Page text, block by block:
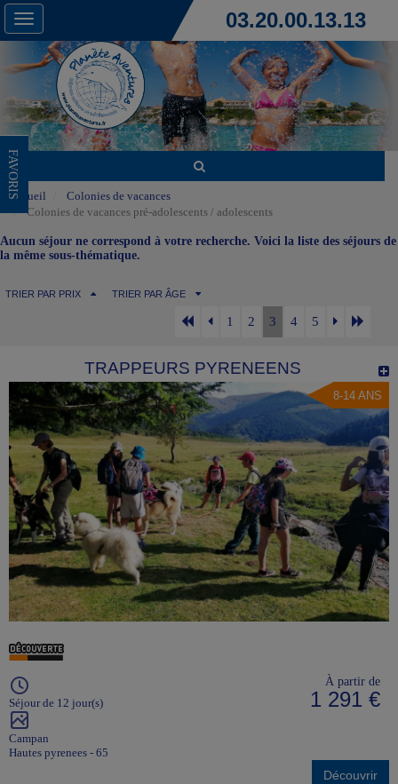
Toggle
navigation
03.20.00.13.13
FAVORIS
Accueil
Colonies de vacances
Colonies de vacances pré-adolescents / adolescents
Aucun séjour ne correspond à votre recherche. Voici la liste des séjours de
la même sous-thématique.
TRIER PAR PRIX TRIER PAR ÂGE
1 2 3 4 5
TRAPPEURS PYRENEENS
8-14 ANS
Séjour de 12 jour(s)
Campan
Hautes pyrenees - 65
À partir de
1 291 €
Découvrir